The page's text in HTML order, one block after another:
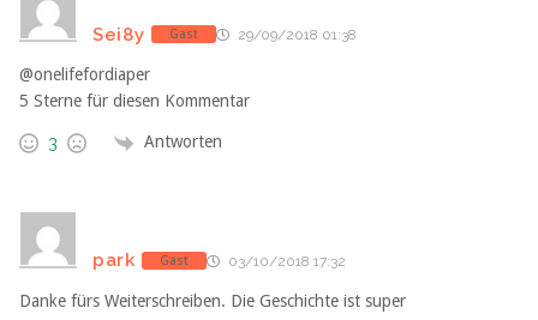
Sei8y Gast 29/09/2018 01:38
@onelifefordiaper
5 Sterne für diesen Kommentar
3 Antworten
park Gast 03/10/2018 17:32
Danke fürs Weiterschreiben. Die Geschichte ist super